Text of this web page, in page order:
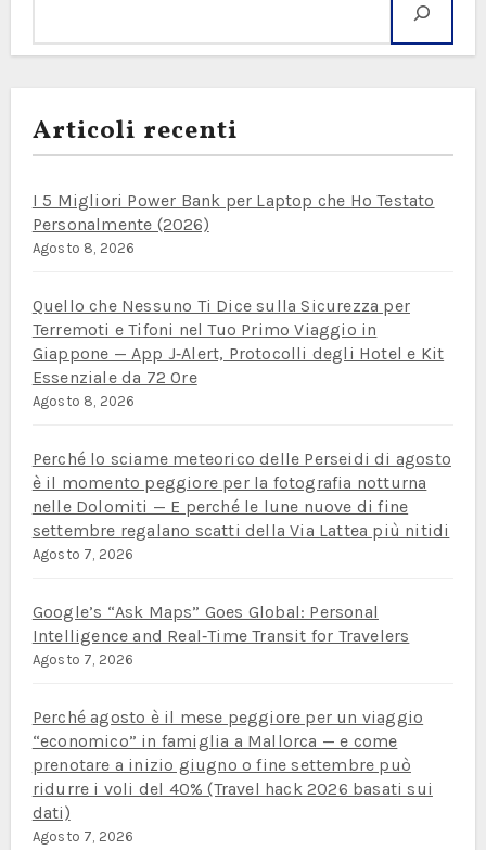
Articoli recenti
I 5 Migliori Power Bank per Laptop che Ho Testato
Personalmente (2026)
Agosto 8, 2026
Quello che Nessuno Ti Dice sulla Sicurezza per
Terremoti e Tifoni nel Tuo Primo Viaggio in
Giappone — App J‑Alert, Protocolli degli Hotel e Kit
Essenziale da 72 Ore
Agosto 8, 2026
Perché lo sciame meteorico delle Perseidi di agosto
è il momento peggiore per la fotografia notturna
nelle Dolomiti — E perché le lune nuove di fine
settembre regalano scatti della Via Lattea più nitidi
Agosto 7, 2026
Google’s “Ask Maps” Goes Global: Personal
Intelligence and Real‑Time Transit for Travelers
Agosto 7, 2026
Perché agosto è il mese peggiore per un viaggio
“economico” in famiglia a Mallorca — e come
prenotare a inizio giugno o fine settembre può
ridurre i voli del 40% (Travel hack 2026 basati sui
dati)
Agosto 7, 2026